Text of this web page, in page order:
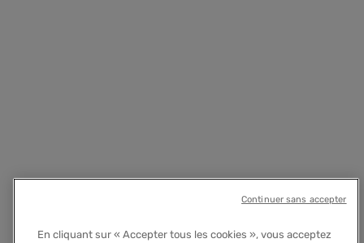
En cliquant sur « Accepter tous les cookies », vous acceptez
Continuer sans accepter